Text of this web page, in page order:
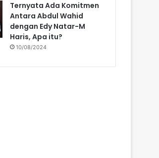
Ternyata Ada Komitmen
Antara Abdul Wahid
dengan Edy Natar-M
Haris, Apa itu?
10/08/2024